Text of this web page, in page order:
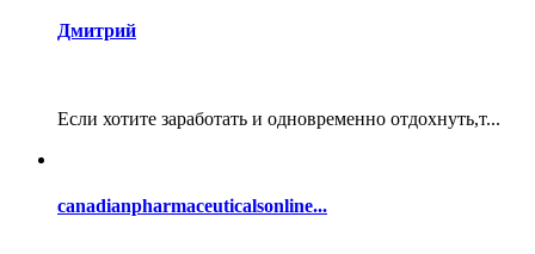
Дмитрий
Если хотите заработать и одновременно отдохнуть,т...
canadianpharmaceuticalsonline...